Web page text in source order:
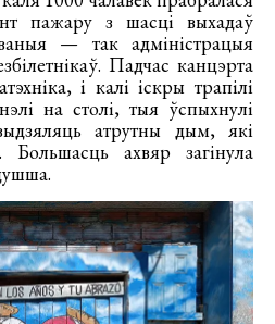
пажару з шасці выхадаў
— так адміністрацыя
Падчас канцэрта
і калі іскры трапілі
на столі, тыя ўспыхнулі
атрутны дым, які
Большасць ахвяр загінула